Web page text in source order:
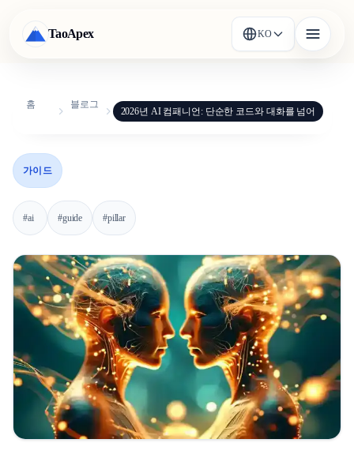
TaoApex KO
홈 블로그
2026년 AI 컴패니언: 단순한 코드와 대화를 넘어
가이드
#ai #guide #pillar